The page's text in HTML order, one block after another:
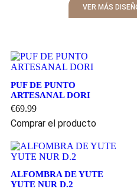
VER MÁS
PUF DE PUNTO
ARTESANAL DORI
€69.99
Comprar el producto
ALFOMBRA DE YUTE
YUTE NUR D.2